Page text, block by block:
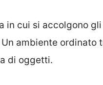
in cui si accolgono
ambiente ordinato
di oggetti.